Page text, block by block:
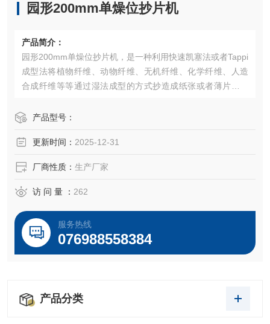
园形200mm单燥位抄片机
产品简介：
园形200mm单燥位抄片机，是一种利用快速凯塞法或者Tappi
成型法将植物纤维、动物纤维、无机纤维、化学纤维、人造
合成纤维等等通过湿法成型的方式抄造成纸张或者薄片材料
干燥方式进行快速干燥。
产品型号：
更新时间： 2025-12-31
厂商性质： 生产厂家
访 问 量 ： 262
服务热线
076988558384
产品分类